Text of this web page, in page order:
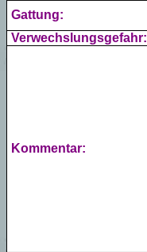
Gattung:
Verwechslungsgefahr:
Kommentar: